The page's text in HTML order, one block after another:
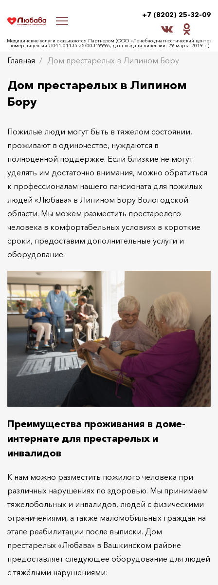
+7 (8202) 25-32-09
Медицинские услуги оказываются Партнером (ООО «Лечебно-диагностический центр»
номер лицензии Л041-01135-35/00319996, дата выдачи лицензии: 29 марта 2019 г.)
Главная Дом престарелых в Липином Бору
Дом престарелых в Липином
Бору
Пожилые люди могут быть в тяжелом состоянии,
проживают в одиночестве, нуждаются в
полноценной поддержке. Если близкие не могут
уделять им достаточно внимания, можно обратиться
к профессионалам нашего пансионата для пожилых
людей «Любава» в Липином Бору Вологодской
области. Мы можем разместить престарелого
человека в комфортабельных условиях в короткие
сроки, предоставим дополнительные услуги и
оборудование.
Преимущества проживания в доме-
интернате для престарелых и
инвалидов
К нам можно разместить пожилого человека при
различных нарушениях по здоровью. Мы принимаем
тяжелобольных и инвалидов, людей с физическими
ограничениями, а также маломобильных граждан на
этапе реабилитации после выписки. Дом
престарелых «Любава» в Вашкинском районе
предоставляет следующее оборудование для людей
с тяжёлыми нарушениями: